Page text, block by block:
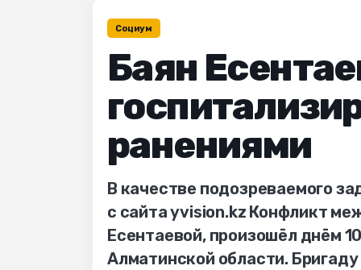
Социум
Баян
ранениями
В качестве подозреваемого
с сайта yvision.kz Конфликт
Есентаевой, произошёл днём
Алматинской области.